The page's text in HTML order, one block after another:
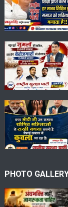
PHOTO